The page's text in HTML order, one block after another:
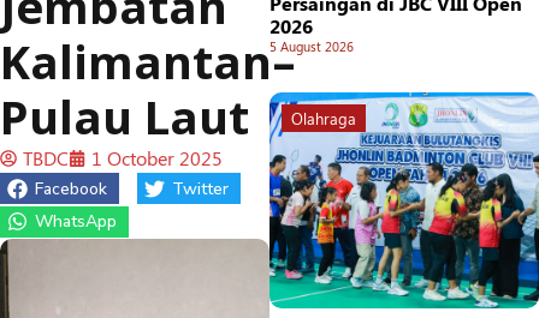
Kalimantan–
Pulau Laut
TBDC 1 October 2025
Facebook
Twitter
WhatsApp
2026
5 August 2026
Olahraga